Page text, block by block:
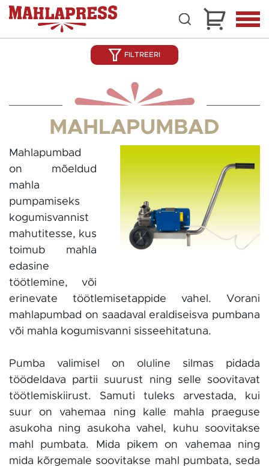
FILTREERI
MAHLAPUMBAD
Mahlapumbad
on mõeldud
mahla
pumpamiseks
kogumisvannist
mahutitesse, kus
toimub mahla
edasine
töötlemine, või
erinevate töötlemisetappide vahel. Vorani
mahlapumbad on saadaval eraldiseisva pumbana
või mahla kogumisvanni sisseehitatuna.
Pumba valimisel on oluline silmas pidada
töödeldava partii suurust ning selle soovitavat
töötlemiskiirust. Samuti tuleks arvestada, kui
suur on vahemaa ning kalle mahla praeguse
asukoha ning asukoha vahel, kuhu soovitakse
mahl pumbata. Mida pikem on vahemaa ning
mida kõrgemale soovitakse mahl pumbata, seda